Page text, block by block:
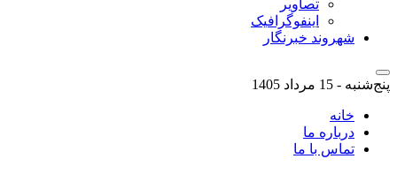
تصاویر
اینفوگرافیک
شهروند خبرنگار
پنج‌شنبه - 15 مرداد 1405
خانه
درباره ما
تماس با ما